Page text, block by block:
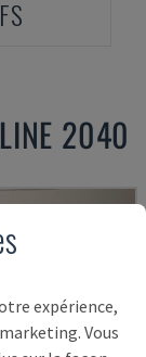
2040
expérience,
Vous